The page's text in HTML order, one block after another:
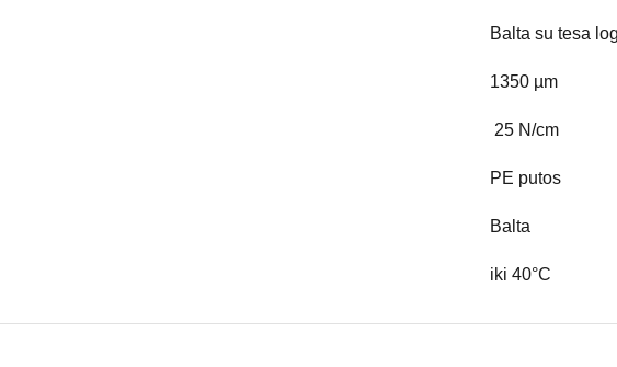
Balta su tesa
1350 µm
25 N/cm
PE putos
Balta
iki 40°C